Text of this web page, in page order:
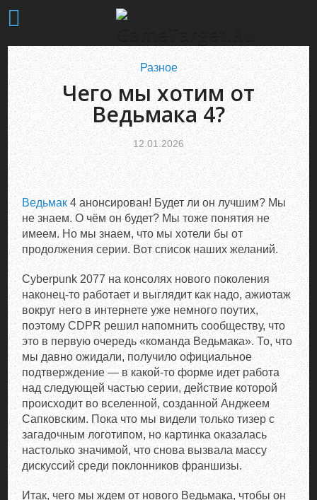
Разное
Чего мы хотим от
Ведьмака 4?
12.01.2026
Ведьмак 4 анонсирован! Будет ли он лучшим? Мы
не знаем. О чём он будет? Мы тоже понятия не
имеем. Но мы знаем, что мы хотели бы от
продолжения серии. Вот список наших желаний.
Cyberpunk 2077 на консолях нового поколения
наконец-то работает и выглядит как надо, ажиотаж
вокруг него в интернете уже немного поутих,
поэтому CDPR решил напомнить сообществу, что
это в первую очередь «команда Ведьмака». То, что
мы давно ожидали, получило официальное
подтверждение — в какой-то форме идет работа
над следующей частью серии, действие которой
происходит во вселенной, созданной Анджеем
Сапковским. Пока что мы видели только тизер с
загадочным логотипом, но картинка оказалась
настолько значимой, что снова вызвала массу
дискуссий среди поклонников франшизы.
Итак, чего мы ждем от нового Ведьмака, чтобы он